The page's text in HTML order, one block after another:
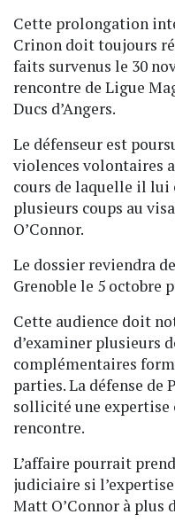
Cette prolongation
Crinon doit toujours
faits survenus le 30
rencontre de Ligue
Ducs d’Angers.
Le défenseur est
violences volontaires
cours de laquelle il lui
plusieurs coups au
O’Connor.
Le dossier reviendra
Grenoble le 5 octobre
Cette audience doit
d’examiner plusieurs
complémentaires
parties. La défense
sollicité une expertise
rencontre.
L’affaire pourrait
judiciaire si
Matt O’Connor à plus